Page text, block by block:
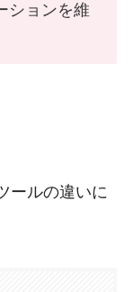
ションを維
ールの違いに